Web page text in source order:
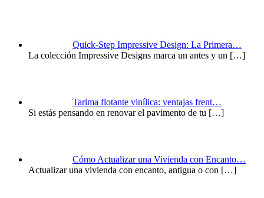
Quick-Step Impressive Design: La Primera…
La colección Impressive Designs marca un antes y un […]
Tarima flotante vinílica: ventajas frent…
Si estás pensando en renovar el pavimento de tu […]
Cómo Actualizar una Vivienda con Encanto…
Actualizar una vivienda con encanto, antigua o con […]